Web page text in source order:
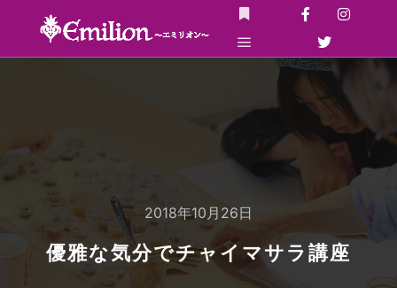
詳細
メインメニュー
2018年10月26日
優雅な気分でチャイマサラ講座